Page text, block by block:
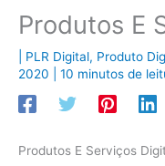
Produtos E
PLR Digital, Produto
2020
10 minutos de
Produtos E Serviços